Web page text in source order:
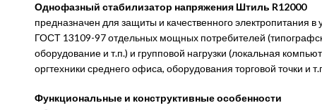
Однофазный стабилизатор напряжения Штиль R12000
предназначен для защиты и качественного электропитания
ГОСТ 13109-97 отдельных мощных потребителей
оборудование и т.п.) и групповой нагрузки (локальная
оргтехники среднего офиса, оборудования торговой точки и
Функциональные и конструктивные особенности